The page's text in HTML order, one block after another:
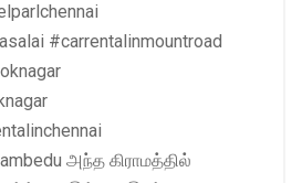
#carrentalinmountroad
அந்த கிராமத்தில்